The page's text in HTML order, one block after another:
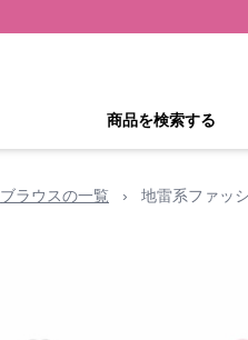
商品を検索する
ブラウスの一覧 › 地雷系ファッ